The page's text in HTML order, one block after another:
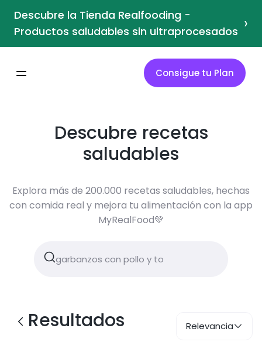
Descubre la Tienda Realfooding -
Productos saludables sin ultraprocesados ›
Consigue tu Plan
Descubre recetas
saludables
Explora más de 200.000 recetas saludables, hechas
con comida real y mejora tu alimentación con la app
MyRealFood💚
Resultados Relevancia